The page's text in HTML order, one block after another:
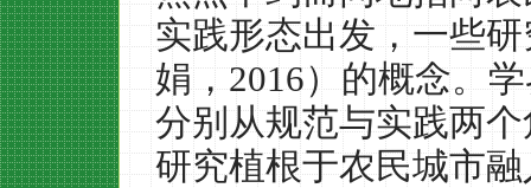
实践形态出发，一些
娟，2016）的概念。
分别从规范与实践两
研究植根于农民城市